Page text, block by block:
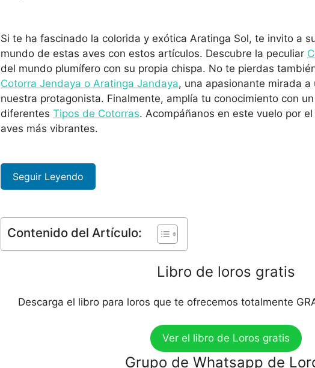
Si te ha fascinado la colorida y exótica Aratinga Sol, te invito a
mundo de estas aves con estos artículos. Descubre la peculiar
del mundo plumífero con su propia chispa. No te pierdas
Cotorra Jendaya o Aratinga Jandaya, una apasionante mirada a
nuestra protagonista. Finalmente, amplía tu conocimiento con
diferentes Tipos de Cotorras. Acompáñanos en este vuelo por
aves más vibrantes.
Seguir Leyendo
Contenido del Artículo:
Libro de loros gratis
Descarga el libro para loros que te ofrecemos totalmente
Ver el libro de Loros gratis
Grupo de Whatsapp de